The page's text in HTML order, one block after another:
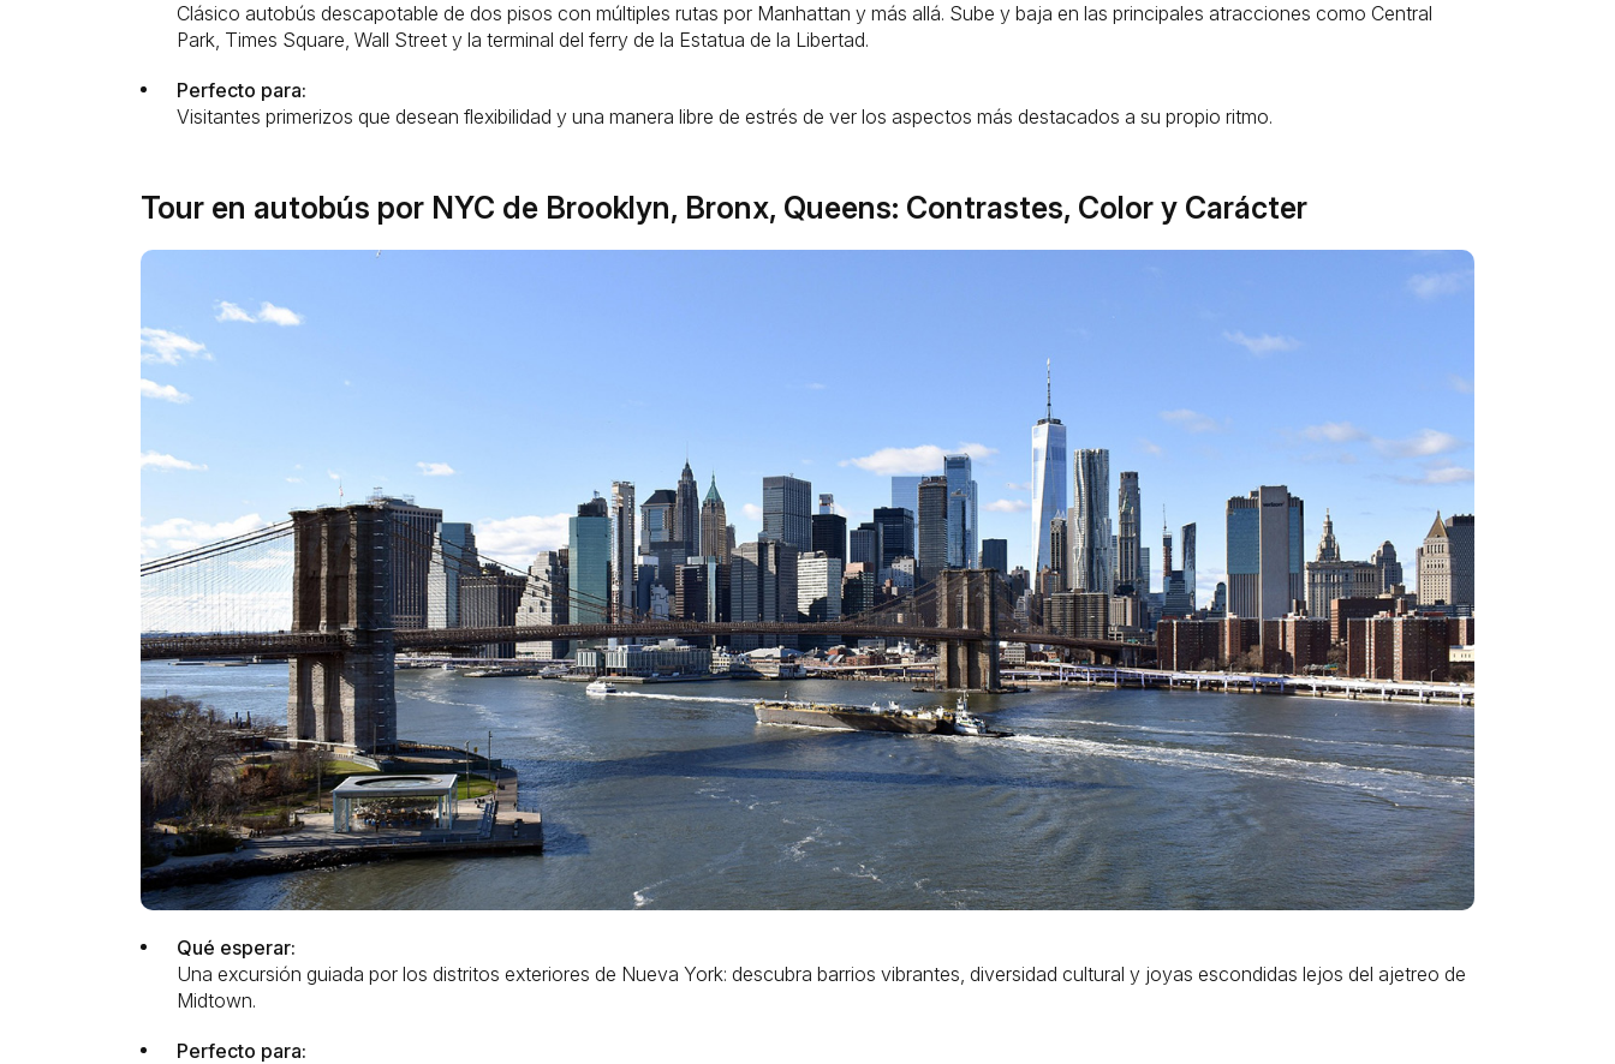
Clásico autobús descapotable de dos pisos con múltiples rutas por Manhattan y más allá. Sube y baja en las principales atracciones como Central
Park, Times Square, Wall Street y la terminal del ferry de la Estatua de la Libertad.
Perfecto para:
Visitantes primerizos que desean flexibilidad y una manera libre de estrés de ver los aspectos más destacados a su propio ritmo.
Tour en autobús por NYC de Brooklyn, Bronx, Queens: Contrastes, Color y Carácter
Qué esperar:
Una excursión guiada por los distritos exteriores de Nueva York: descubra barrios vibrantes, diversidad cultural y joyas escondidas lejos del ajetreo de
Midtown.
Perfecto para: